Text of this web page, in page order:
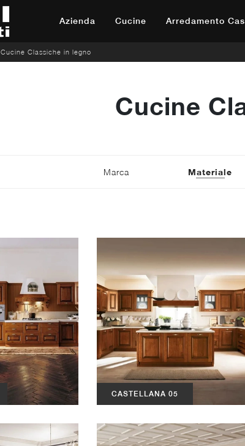
Azienda Cucine Arredamento
Cucine Classiche in legno
Cucine
Marca Materiale
CASTELLANA 05